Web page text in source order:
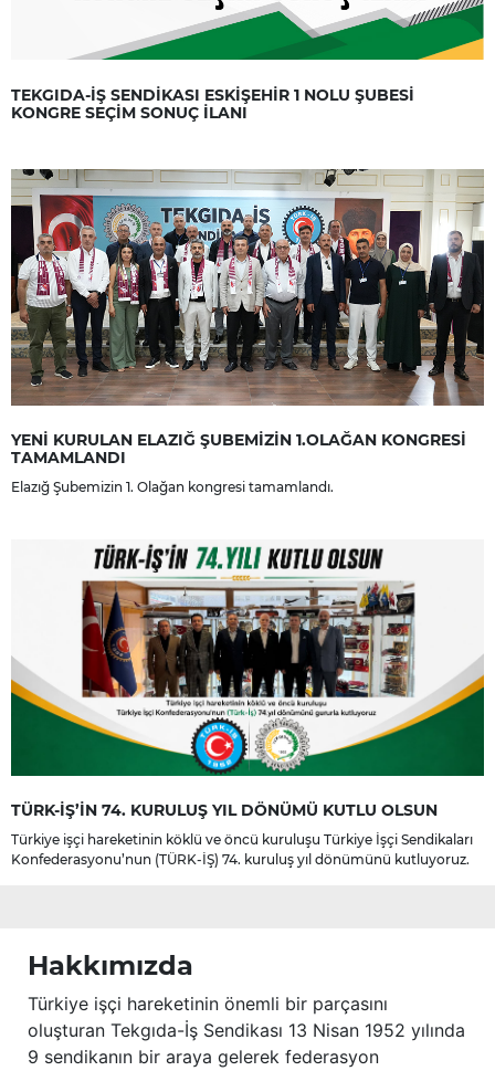
TEKGIDA-İŞ SENDİKASI ESKİŞEHİR 1 NOLU ŞUBESİ
KONGRE SEÇİM SONUÇ İLANI
YENİ KURULAN ELAZIĞ ŞUBEMİZİN 1.OLAĞAN KONGRESİ
TAMAMLANDI
Elazığ Şubemizin 1. Olağan kongresi tamamlandı.
TÜRK-İŞ’İN 74. KURULUŞ YIL DÖNÜMÜ KUTLU OLSUN
Türkiye işçi hareketinin köklü ve öncü kuruluşu Türkiye İşçi Sendikaları
Konfederasyonu’nun (TÜRK-İŞ) 74. kuruluş yıl dönümünü kutluyoruz.
Hakkımızda
Türkiye işçi hareketinin önemli bir parçasını
oluşturan Tekgıda-İş Sendikası 13 Nisan 1952 yılında
9 sendikanın bir araya gelerek federasyon